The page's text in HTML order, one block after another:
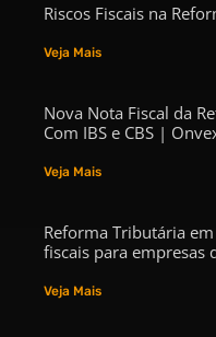
Riscos Fiscais na
Veja Mais
Nova Nota Fiscal da
Com IBS e CBS |
Veja Mais
Reforma Tributária
fiscais para empresas
Veja Mais